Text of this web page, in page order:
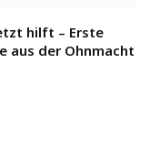
hilft – Erste
aus der Ohnmacht